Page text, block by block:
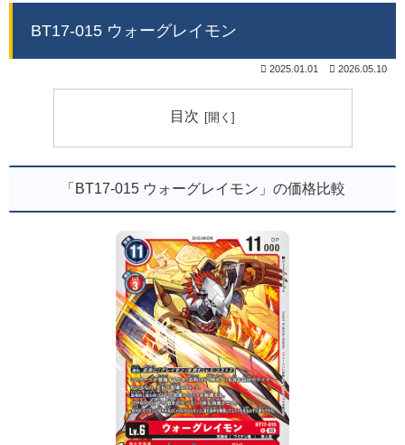
BT17-015 ウォーグレイモン
2025.01.01 2026.05.10
目次
「BT17-015 ウォーグレイモン」の価格比較